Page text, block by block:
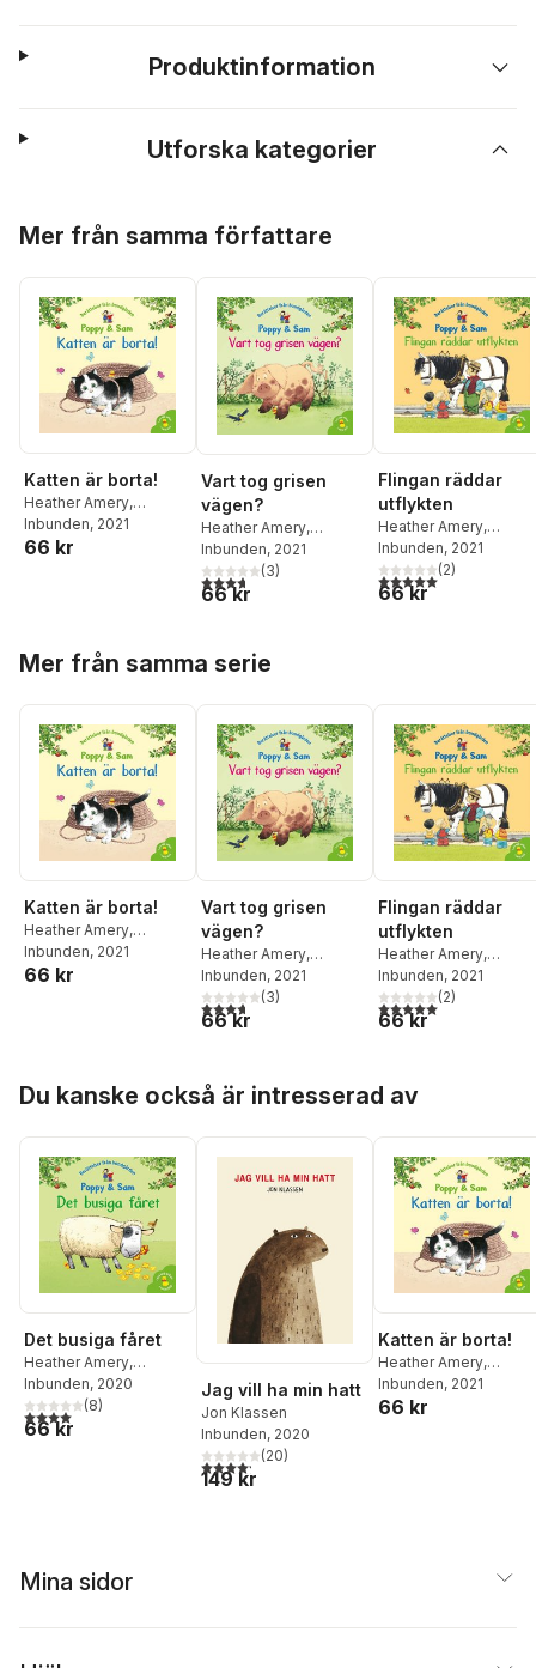
Produktinformation
Utforska kategorier
Mer från samma författare
Katten är borta!
Heather Amery,
Stephen Cartwright
Inbunden, 2021
66 kr
Vart tog grisen
vägen?
Heather Amery,
Stephen Cartwright
Inbunden, 2021
3,7utav 5 stjärnor. Totalt antal röster:
(3)
66 kr
Flingan räddar
utflykten
Heather Amery,
Stephen Cartwright
Inbunden, 2021
5,0utav 5 stjärnor.
(2)
66 kr
Mer från samma serie
Katten är borta!
Heather Amery,
Stephen Cartwright
Inbunden, 2021
66 kr
Vart tog grisen
vägen?
Heather Amery,
Stephen Cartwright
Inbunden, 2021
3,7utav 5 stjärnor. Totalt antal röster:
(3)
66 kr
Flingan räddar
utflykten
Heather Amery,
Stephen Cartwright
Inbunden, 2021
5,0utav 5 stjärnor.
(2)
66 kr
Du kanske också är intresserad av
Det busiga fåret
Heather Amery,
Stephen Cartwright
Inbunden, 2020
4,0utav 5 stjärnor. Totalt antal röster:
(8)
66 kr
Jag vill ha min hatt
Jon Klassen
Inbunden, 2020
4,2utav 5 stjärnor. Totalt antal röster:
(20)
149 kr
Katten är borta!
Heather Amery,
Stephen Cartwright
Inbunden, 2021
66 kr
Mina sidor